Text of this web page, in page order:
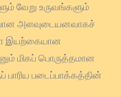
வேறு உருவங்களும்
அளவுடையனவாகச்
இயற்கையான
மிகப் பொருத்தமான
பாரிய படைப்பாக்கத்தின்